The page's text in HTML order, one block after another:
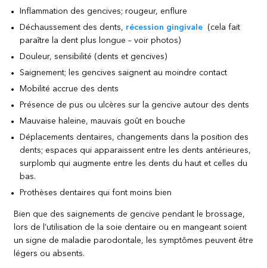
Inflammation des gencives; rougeur, enflure
Déchaussement des dents, récession gingivale (cela fait
paraître la dent plus longue – voir photos)
Douleur, sensibilité (dents et gencives)
Saignement; les gencives saignent au moindre contact
Mobilité accrue des dents
Présence de pus ou ulcères sur la gencive autour des dents
Mauvaise haleine, mauvais goût en bouche
Déplacements dentaires, changements dans la position des
dents; espaces qui apparaissent entre les dents antérieures,
surplomb qui augmente entre les dents du haut et celles du
bas.
Prothèses dentaires qui font moins bien
Bien que des saignements de gencive pendant le brossage,
lors de l’utilisation de la soie dentaire ou en mangeant soient
un signe de maladie parodontale, les symptômes peuvent être
légers ou absents.